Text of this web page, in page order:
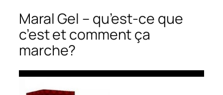
Maral Gel – qu’est-ce que
c’est et comment ça
marche?